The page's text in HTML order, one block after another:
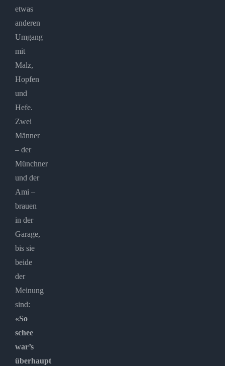
etwas
anderen
Umgang
mit
Malz,
Hopfen
und
Hefe.
Zwei
Männer
– der
Münchner
und der
Ami –
brauen
in der
Garage,
bis sie
beide
der
Meinung
sind:
«So
schee
war’s
überhaupt